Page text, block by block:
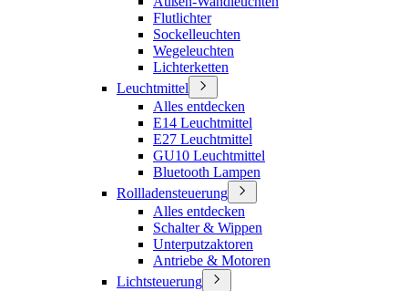
Flutlichter
Sockelleuchten
Wegeleuchten
Lichterketten
Leuchtmittel
Alles entdecken
E14 Leuchtmittel
E27 Leuchtmittel
GU10 Leuchtmittel
Bluetooth Lampen
Rollladensteuerung
Alles entdecken
Schalter & Wippen
Unterputzaktoren
Antriebe & Motoren
Lichtsteuerung